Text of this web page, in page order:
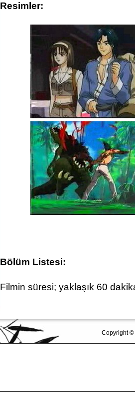
Resimler:
Bölüm Listesi:
Filmin süresi; yaklaşık 60
Copyright ©